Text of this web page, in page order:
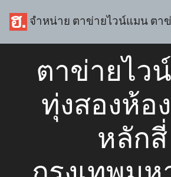
จำหน่าย ตาข่ายไวน์แมน ตา
ตาข่ายไว
ทุ่งสองห้อ
หลักสี่